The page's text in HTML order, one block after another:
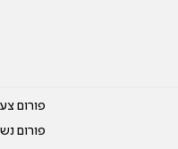
פורום
פורום